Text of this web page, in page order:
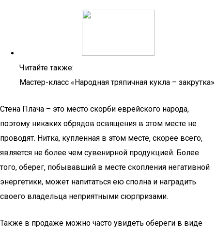
Читайте также:
Мастер-класс «Народная тряпичная кукла – закрутка»
Стена Плача – это место скорби еврейского народа,
поэтому никаких обрядов освящения в этом месте не
проводят. Нитка, купленная в этом месте, скорее всего,
является не более чем сувенирной продукцией. Более
того, оберег, побывавший в месте скопления негативной
энергетики, может напитаться ею сполна и наградить
своего владельца неприятными сюрпризами.
Также в продаже можно часто увидеть обереги в виде